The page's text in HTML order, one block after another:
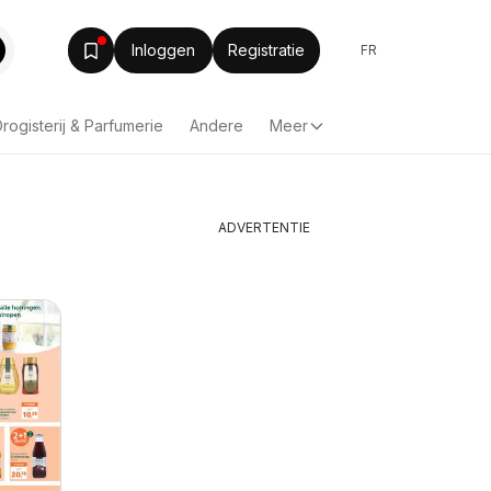
Inloggen Registratie FR
& Parfumerie Andere Meer
ADVERTENTIE